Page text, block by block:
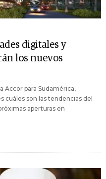
digitales y
los nuevos
Accor para Sudamérica,
cuáles son las tendencias del
aperturas en